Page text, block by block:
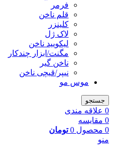
فرمر
قلم ناخن
کلینزر
لاک ژل
لیکوييد ناخن
مگنت/ابزار چندکار
ناخن گیر
نیپر/قیچی ناخن
موس مو
جستجو
0 علاقه مندی
0 مقایسه
0 محصول 0 تومان
منو